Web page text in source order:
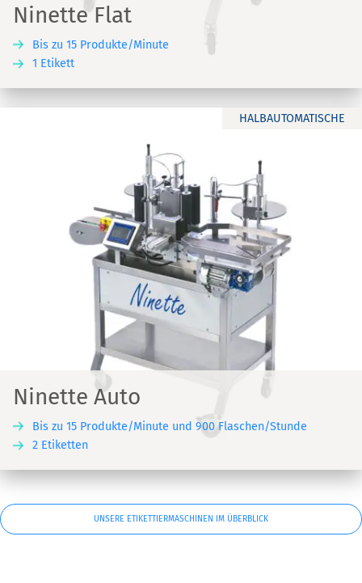
Ninette Flat
Bis zu 15 Produkte/Minute
1 Etikett
HALBAUTOMATISCHE
Ninette Auto
Bis zu 15 Produkte/Minute und 900 Flaschen/Stunde
2 Etiketten
UNSERE ETIKETTIERMASCHINEN IM ÜBERBLICK